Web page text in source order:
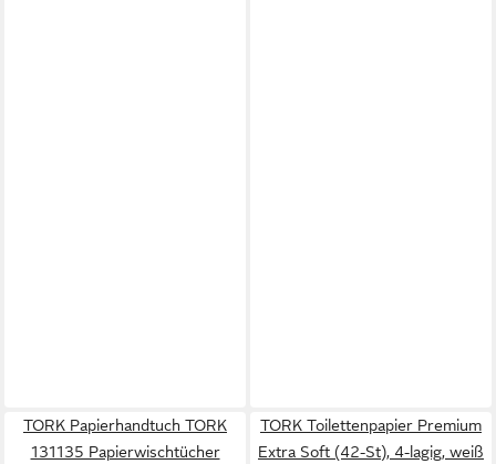
TORK Papierhandtuch TORK
131135 Papierwischtücher
TORK Toilettenpapier Premium
Extra Soft (42-St), 4-lagig, weiß